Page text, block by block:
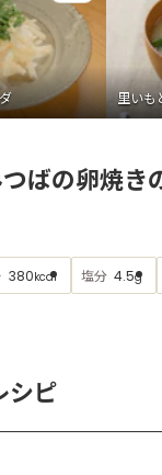
お問い合わせ
PARK とは
里いも
ばの卵焼き
380kcal 塩分 4.5g
シピ